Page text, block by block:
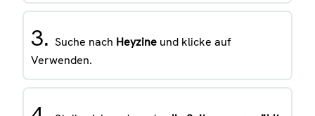
3. Suche nach Heyzine und klicke auf
Verwenden.